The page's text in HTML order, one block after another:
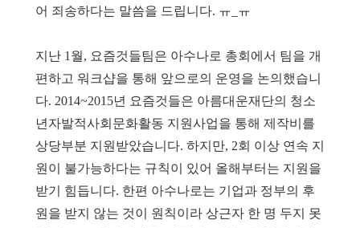
어 죄송하다는 말씀을 드립니다. ㅠ_ㅠ
지난 1월, 요즘것들팀은 아수나로 총회에서 팀을 개
편하고 워크샵을 통해 앞으로의 운영을 논의했습니
다. 2014~2015년 요즘것들은 아름대운재단의 청소
년자발적사회문화활동 지원사업을 통해 제작비를
상당부분 지원받았습니다. 하지만, 2회 이상 연속 지
원이 불가능하다는 규칙이 있어 올해부터는 지원을
받기 힘듭니다. 한편 아수나로는 기업과 정부의 후
원을 받지 않는 것이 원칙이라 상근자 한 명 두지 못